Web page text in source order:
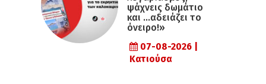
ψάχνεις δωμάτιο
και …αδειάζει το
όνειρο!»
07-08-2026 |
Κατιούσα